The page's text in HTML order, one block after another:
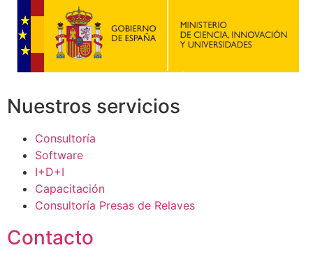
Nuestros servicios
Consultoría
Software
I+D+I
Capacitación
Consultoría Presas de Relaves
Contacto